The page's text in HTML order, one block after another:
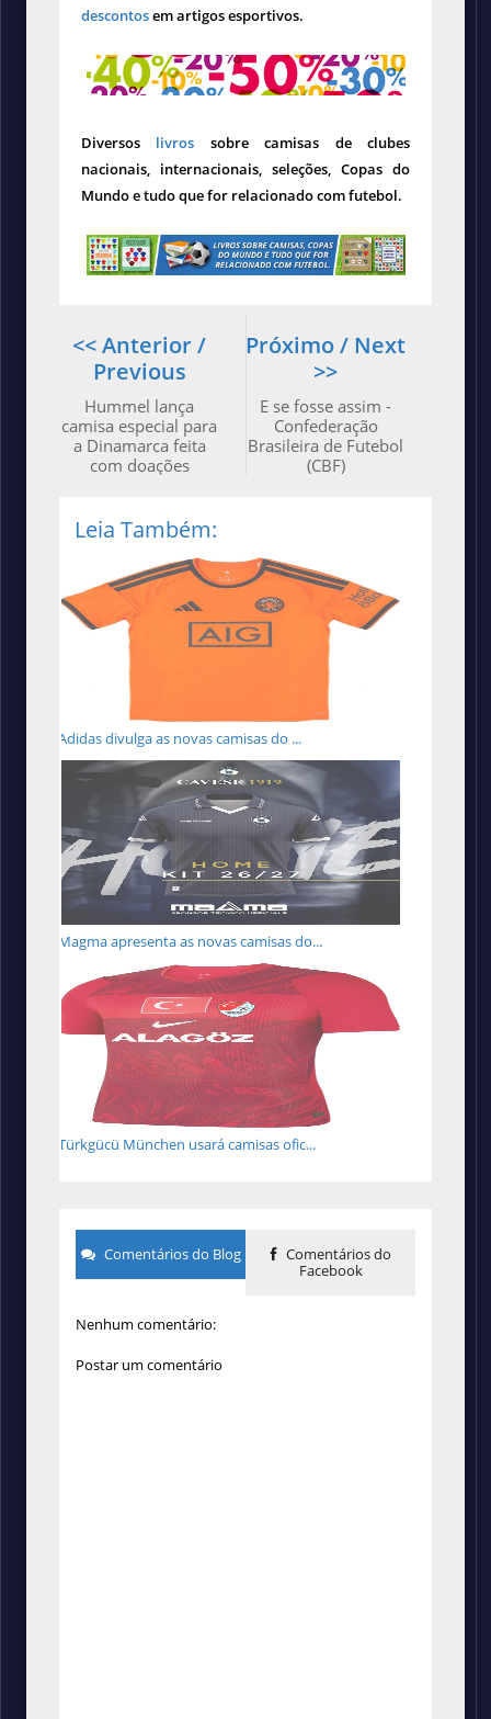
descontosem artigos esportivos.
Diversos livros sobre camisas de clubes
nacionais, internacionais, seleções, Copas do
Mundo e tudo que for relacionado com futebol.
Próximo / Next
>>
E se fosse assim -
Confederação
Brasileira de Futebol
(CBF)
<< Anterior /
Previous
Hummel lança
camisa especial para
a Dinamarca feita
com doações
Leia Também:
Adidas divulga as novas camisas do ...
Magma apresenta as novas camisas do...
Türkgücü München usará camisas ofic...
Comentários do Blog
Comentários do
Facebook
Nenhum comentário:
Postar um comentário